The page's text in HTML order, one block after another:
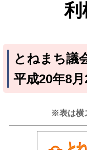
利
とねまち
平成20年8月
※表は横